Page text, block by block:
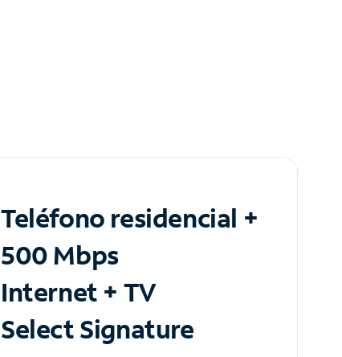
Teléfono residencial +
500 Mbps
Internet + TV
Select Signature